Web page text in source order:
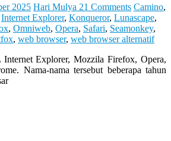
2025 Hari Mulya 21 Comments Camino,
Internet Explorer, Konqueror, Lunascape,
, Omniweb, Opera, Safari, Seamonkey,
, web browser, web browser alternatif
Internet Explorer, Mozzila Firefox, Opera,
Nama-nama tersebut beberapa tahun